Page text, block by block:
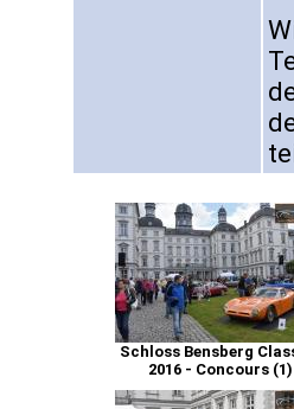
Schloss Bensberg
2016 - Concours (1)